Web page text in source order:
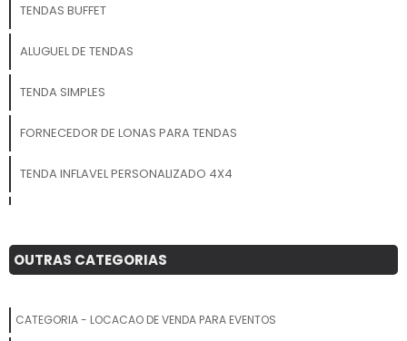
experiência única e
o público de forma criativa,
TENDAS BUFFET
ALUGUEL DE TENDAS
TENDA SIMPLES
FORNECEDOR DE LONAS PARA TENDAS
TENDA INFLAVEL PERSONALIZADO 4X4
TENDA INFLAVEL PARA FEIRAS PERSONALIZADO
OUTRAS CATEGORIAS
CATEGORIA - LOCACAO DE VENDA PARA EVENTOS